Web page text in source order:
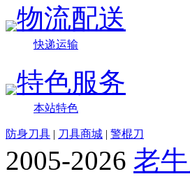
物流配送
快递运输
特色服务
本站特色
防身刀具 | 刀具商城 | 警棍刀
2005-2026 老